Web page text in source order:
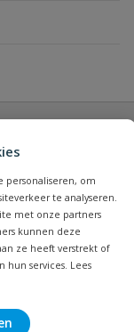
personaliseren, om
te analyseren.
met onze partners
kunnen deze
ze heeft verstrekt of
hun services. Lees
Stel jouw
vraag